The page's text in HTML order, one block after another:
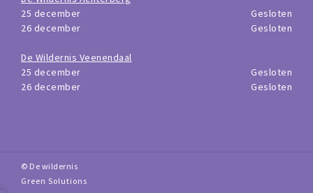
25 december
Gesloten
26 december
Gesloten
De Wildernis Veenendaal
25 december
Gesloten
26 december
Gesloten
© De wildernis
Green Solutions